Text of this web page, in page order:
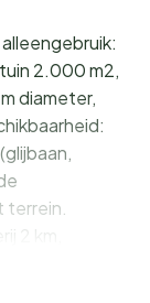
2.000 m2,
diameter,
2 km,
15 km,